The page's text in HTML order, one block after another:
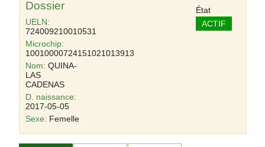
Dossier
UELN:
724009210010531
Microchip:
10010000724151021013913
Nom: QUINA-
LAS
CADENAS
D. naissance:
2017-05-05
Sexe: Femelle
État
ACTIF